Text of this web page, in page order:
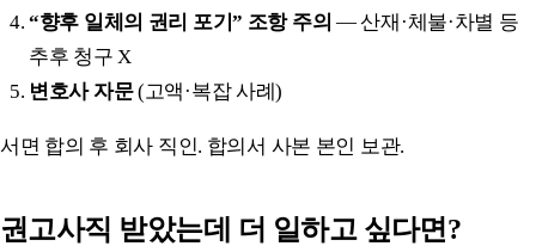
“향후 일체의 권리 포기” 조항 주의 — 산재·체불·차별 등
추후 청구 X
변호사 자문(고액·복잡 사례)
서면 합의 후 회사 직인. 합의서 사본 본인 보관.
권고사직 받았는데 더 일하고 싶다면?